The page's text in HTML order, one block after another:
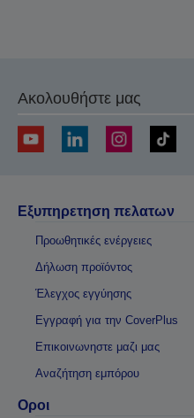
Ακολουθήστε μας
Εξυπηρετηση πελατων
Προωθητικές ενέργειες
Δήλωση προϊόντος
Έλεγχος εγγύησης
Εγγραφή για την CoverPlus
Επικοινωνηστε μαζι μας
Αναζήτηση εμπόρου
Οροι